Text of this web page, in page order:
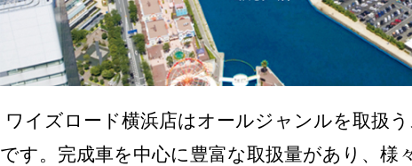
ワイズロード横浜店はオールジャンルを取扱
です。完成車を中心に豊富な取扱量があり、様